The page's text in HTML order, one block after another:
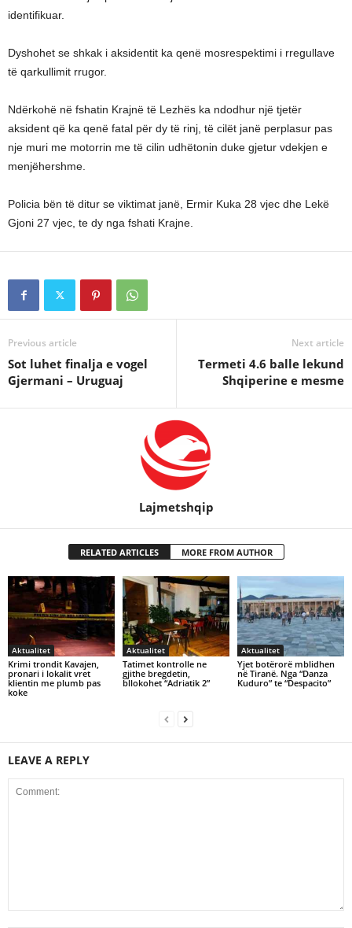
identifikuar.
Dyshohet se shkak i aksidentit ka qenë mosrespektimi i rregullave
të qarkullimit rrugor.
Ndërkohë në fshatin Krajnë të Lezhës ka ndodhur një tjetër
aksident që ka qenë fatal për dy të rinj, të cilët janë perplasur pas
nje muri me motorrin me të cilin udhëtonin duke gjetur vdekjen e
menjëhershme.
Policia bën të ditur se viktimat janë, Ermir Kuka 28 vjec dhe Lekë
Gjoni 27 vjec, te dy nga fshati Krajne.
Previous article
Sot luhet finalja e vogel
Gjermani – Uruguaj
Next article
Termeti 4.6 balle lekund
Shqiperine e mesme
Lajmetshqip
RELATED ARTICLES MORE FROM AUTHOR
Aktualitet
Krimi trondit Kavajen,
pronari i lokalit vret
klientin me plumb pas
koke
Aktualitet
Tatimet kontrolle ne
gjithe bregdetin,
bllokohet “Adriatik 2”
Aktualitet
Yjet botërorë mblidhen
në Tiranë. Nga “Danza
Kuduro” te “Despacito”
LEAVE A REPLY